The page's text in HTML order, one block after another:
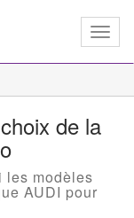
de la
les modèles
AUDI pour